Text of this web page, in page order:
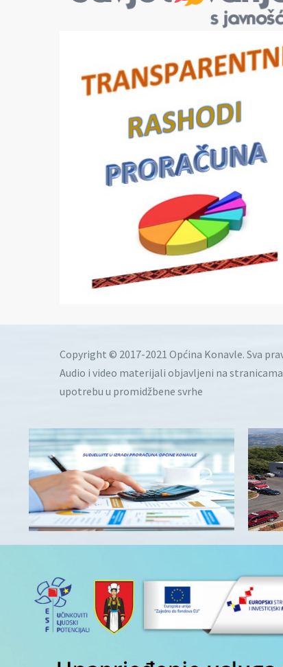
Copyright © 2017-2021 Općina Konavle. Sva
Audio i video materijali objavljeni na
upotrebu u promidžbene svrhe